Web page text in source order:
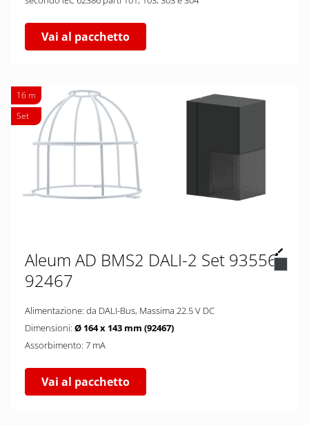
Vai al pacchetto
16 m
Set
Aleum AD BMS2 DALI-2 Set 93556-
92467
Alimentazione: da DALI-Bus, Massima 22.5 V DC
Dimensioni: Ø 164 x 143 mm (92467)
Assorbimento: 7 mA
Vai al pacchetto